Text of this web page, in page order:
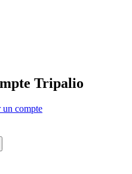
Tripalio
un compte